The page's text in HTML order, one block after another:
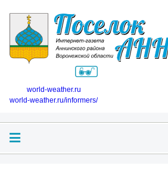
world-weather.ru
world-weather.ru/informers/